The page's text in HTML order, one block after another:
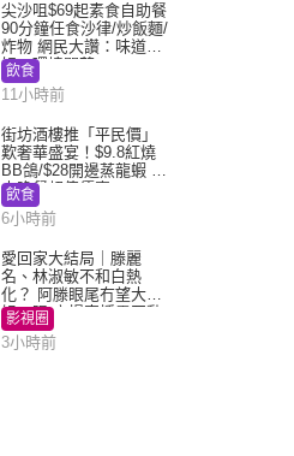
尖沙咀$69起素食自助餐
90分鐘任食沙律/炒飯麵/
炸物 網民大讚：味道
好，環境闊落
飲食
11小時前
街坊酒樓推「平民價」
歎奢華盛宴！$9.8紅燒
BB鴿/$28開邊蒸龍蝦 3
大晚餐超值優惠
飲食
6小時前
愛回家大結局｜滕麗
名、林淑敏不和白熱
化？ 阿滕眼尾冇望大小
姐一眼 商場直播零互動
影視圈
3小時前